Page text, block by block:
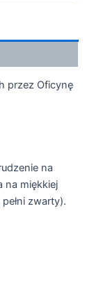
przez Oficynę
na
na miękkiej
zwarty).